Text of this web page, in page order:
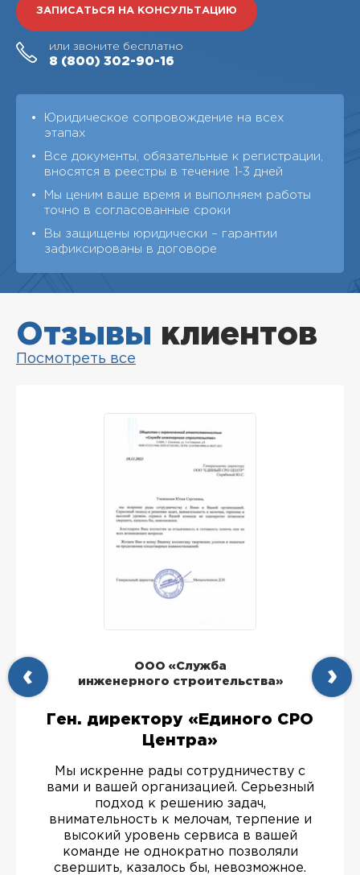
ЗАПИСАТЬСЯ НА КОНСУЛЬТАЦИЮ
или звоните бесплатно
8 (800) 302-90-16
Юридическое сопровождение на всех
этапах
Все документы, обязательные к регистрации,
вносятся в реестры в течение 1-3 дней
Мы ценим ваше время и выполняем работы
точно в согласованные сроки
Вы защищены юридически – гарантии
зафиксированы в договоре
Отзывы клиентов
Посмотреть все
ООО «Служба
инженерного строительства»
Ген. директору «Единого СРО
Центра»
Мы искренне рады сотрудничеству с
вами и вашей организацией. Серьезный
подход к решению задач,
внимательность к мелочам, терпение и
высокий уровень сервиса в вашей
команде не однократно позволяли
свершить, казалось бы, невозможное.